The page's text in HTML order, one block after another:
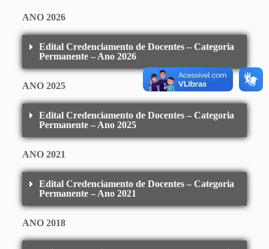
ANO 2026
Edital Credenciamento de Docentes – Categoria
Permanente – Ano 2026
ANO 2025
Edital Credenciamento de Docentes – Categoria
Permanente – Ano 2025
ANO 2021
Edital Credenciamento de Docentes – Categoria
Permanente – Ano 2021
ANO 2018